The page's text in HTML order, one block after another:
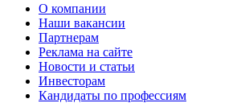
О компании
Наши вакансии
Партнерам
Реклама на сайте
Новости и статьи
Инвесторам
Кандидаты по профессиям